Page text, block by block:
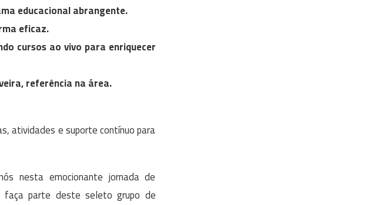
educacional abrangente.
eficaz.
cursos ao vivo para enriquecer
referência na área.
atividades e suporte contínuo para
nesta emocionante jornada de
faça parte deste seleto grupo de